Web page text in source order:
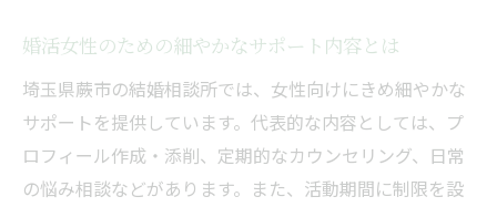
婚活女性のための細やかなサポート内容とは
埼玉県蕨市の結婚相談所では、女性向けにきめ細やかな
サポートを提供しています。代表的な内容としては、プ
ロフィール作成・添削、定期的なカウンセリング、日常
の悩み相談などがあります。また、活動期間に制限を設